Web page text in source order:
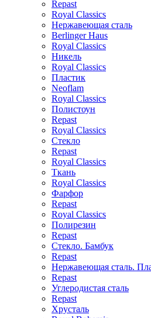
Repast
Royal Classics
Нержавеющая сталь
Berlinger Haus
Royal Classics
Никель
Royal Classics
Пластик
Neoflam
Royal Classics
Полистоун
Repast
Royal Classics
Стекло
Repast
Royal Classics
Ткань
Royal Classics
Фарфор
Repast
Royal Classics
Полирезин
Repast
Стекло. Бамбук
Repast
Нержавеющая сталь.
Repast
Углеродистая сталь
Repast
Хрусталь